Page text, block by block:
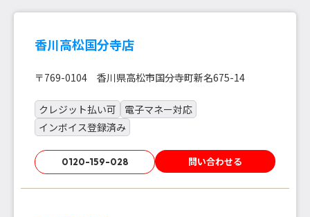
香川高松国分寺店
〒769-0104 香川県高松市国分寺町新名675-14
クレジット払い可
電子マネー対応
インボイス登録済み
0120-159-028 問い合わせる